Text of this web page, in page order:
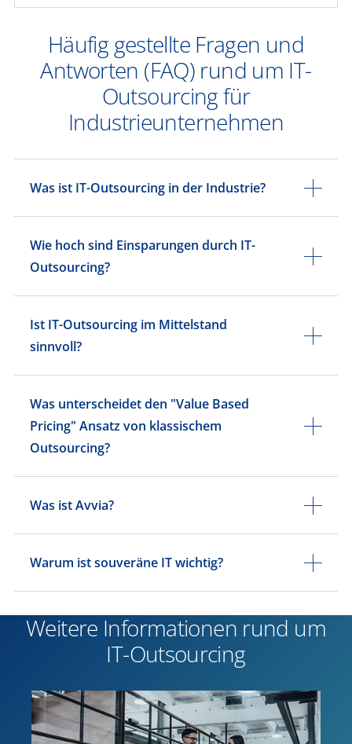
Häufig gestellte Fragen und
Antworten (FAQ) rund um IT-
Outsourcing für
Industrieunternehmen
Was ist IT-Outsourcing in der Industrie?
Wie hoch sind Einsparungen durch IT-
Outsourcing?
Ist IT-Outsourcing im Mittelstand
sinnvoll?
Was unterscheidet den "Value Based
Pricing" Ansatz von klassischem
Outsourcing?
Was ist Avvia?
Warum ist souveräne IT wichtig?
Weitere Informationen rund um
IT-Outsourcing